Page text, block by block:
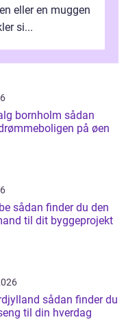
eller en muggen
si...
sådan
på øen
den
til dit byggeprojekt
finder du
til din hverdag